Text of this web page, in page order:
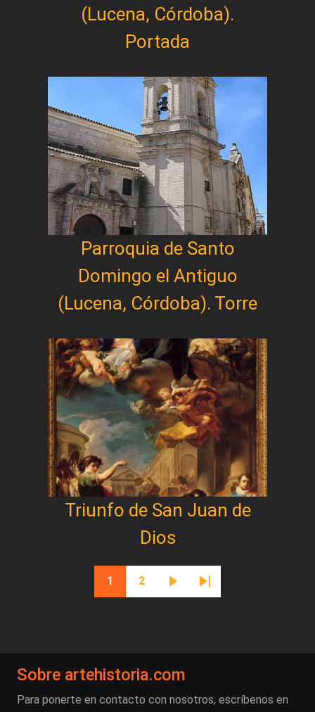
(Lucena, Córdoba).
Portada
Parroquia de Santo
Domingo el Antiguo
(Lucena, Córdoba). Torre
Triunfo de San Juan de
Dios
Página actual
1
Página
2
Siguiente página
Última página
Sobre artehistoria.com
Para ponerte en contacto con nosotros, escríbenos en